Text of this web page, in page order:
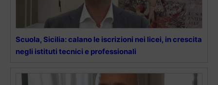
Scuola, Sicilia: calano le iscrizioni nei licei, in crescita
negli istituti tecnici e professionali